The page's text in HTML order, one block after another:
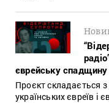
єврейську спадщину
Проєкт складається
українських євреїв і